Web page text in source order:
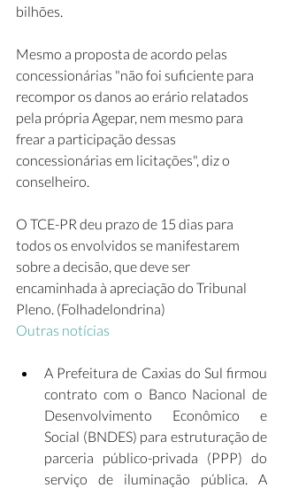
bilhões.
Mesmo a proposta de acordo pelas
concessionárias "não foi suficiente para
recompor os danos ao erário relatados
pela própria Agepar, nem mesmo para
frear a participação dessas
concessionárias em licitações", diz o
conselheiro.
O TCE-PR deu prazo de 15 dias para
todos os envolvidos se manifestarem
sobre a decisão, que deve ser
encaminhada à apreciação do Tribunal
Pleno. (Folhadelondrina)
Outras notícias
A Prefeitura de Caxias do Sul firmou
contrato com o Banco Nacional de
Desenvolvimento Econômico e
Social (BNDES) para estruturação de
parceria público-privada (PPP) do
serviço de iluminação pública. A